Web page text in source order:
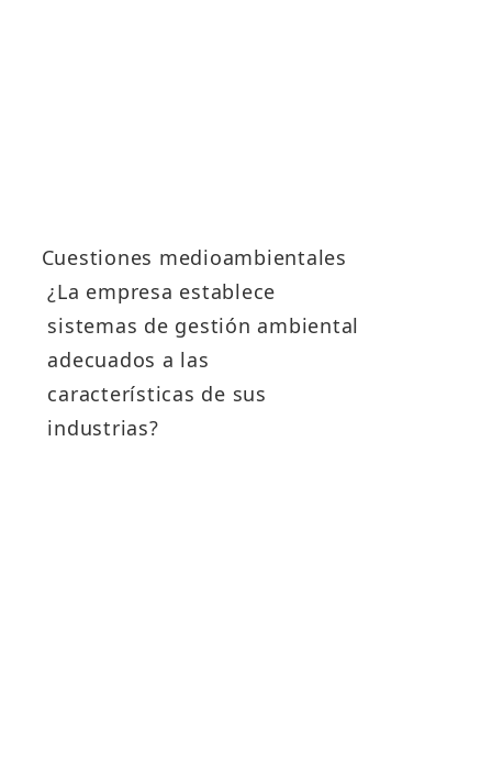
Cuestiones medioambientales
¿La empresa establece
sistemas de gestión ambiental
adecuados a las
características de sus
industrias?